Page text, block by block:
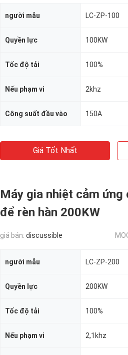
người mẫu LC-ZP-100
Quyền lực 100KW
Tốc độ tải 100%
Nếu phạm vi 2khz
Công suất đầu vào 150A
Giá Tốt Nhất
Máy gia nhiệt cảm ứng
để rèn hàn 200KW
giá bán: discussible
người mẫu LC-ZP-200
Quyền lực 200KW
Tốc độ tải 100%
Nếu phạm vi 2,1khz